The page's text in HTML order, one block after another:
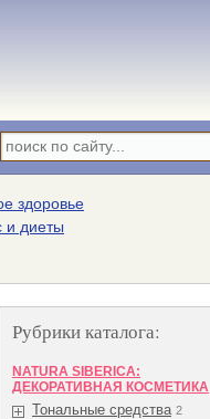
здоровье
и диеты
Рубрики каталога:
NATURA SIBERICA:
ДЕКОРАТИВНАЯ КОСМЕТИКА
Тональные средства 2